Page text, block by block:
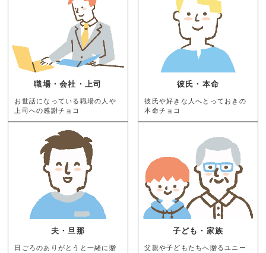
職場・会社・上司
お世話になっている職場の人や
上司への感謝チョコ
彼氏・本命
彼氏や好きな人へとっておきの
本命チョコ
夫・旦那
日ごろのありがとうと一緒に贈
子ども・家族
父親や子どもたちへ贈るユニー